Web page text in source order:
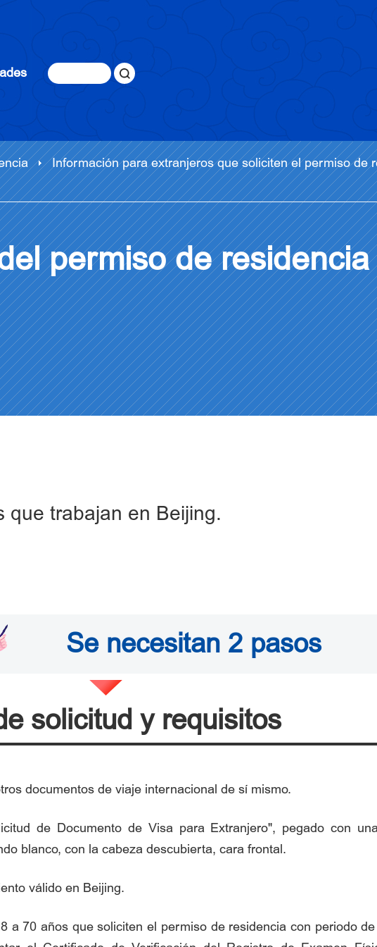
Información para extranjeros que soliciten el permiso de
permiso de
que trabajan en Beijing.
Se necesitan 2 pasos
solicitud y requisitos
documentos de viaje internacional de sí mismo.
de Documento de Visa para Extranjero", pegado con
blanco, con la cabeza descubierta, cara frontal.
válido en Beijing.
a 70 años que soliciten el permiso de residencia con periodo